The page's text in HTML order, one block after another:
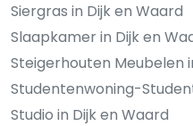
Siergras in Dijk en Waard
Slaapkamer in Dijk en
Steigerhouten Meubelen
Studentenwoning-
Studio in Dijk en Waard